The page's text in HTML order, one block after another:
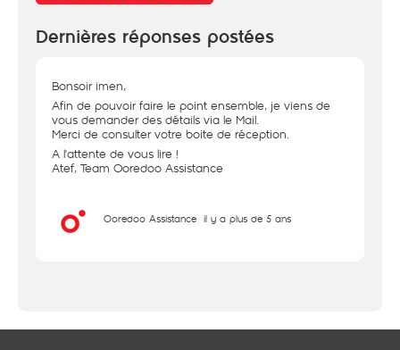
Dernières réponses postées
Bonsoir imen,
Afin de pouvoir faire le point ensemble, je viens de
vous demander des détails via le Mail.
Merci de consulter votre boite de réception.
A l'attente de vous lire !
Atef, Team Ooredoo Assistance
Ooredoo Assistance il y a plus de 5 ans